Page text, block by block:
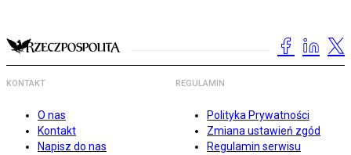
KONTAKT
O nas
Kontakt
Napisz do nas
REGULAMIN
Polityka Prywatności
Zmiana ustawień zgód
Regulamin serwisu